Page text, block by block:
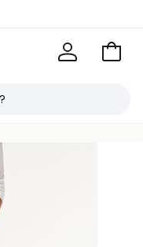
Vai